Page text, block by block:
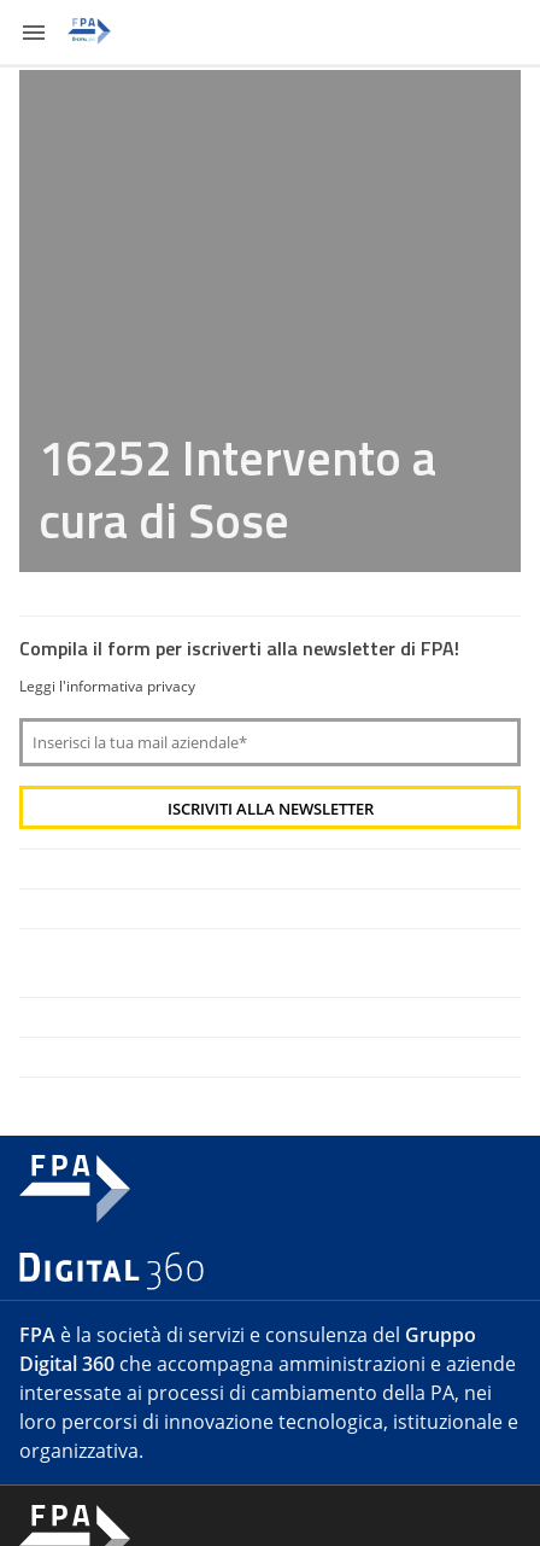
16252 Intervento a
cura di Sose
Compila il form per iscriverti alla newsletter di FPA!
Leggi l'informativa privacy
FPA è la società di servizi e consulenza del Gruppo
Digital 360 che accompagna amministrazioni e aziende
interessate ai processi di cambiamento della PA, nei
loro percorsi di innovazione tecnologica, istituzionale e
organizzativa.